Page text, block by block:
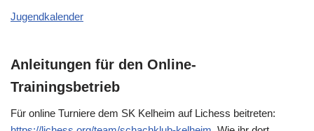
Jugendkalender
Anleitungen für den Online-
Trainingsbetrieb
Für online Turniere dem SK Kelheim auf Lichess beitreten: